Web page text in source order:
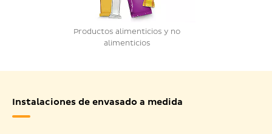
Productos alimenticios y no
alimenticios
Instalaciones de envasado a medida